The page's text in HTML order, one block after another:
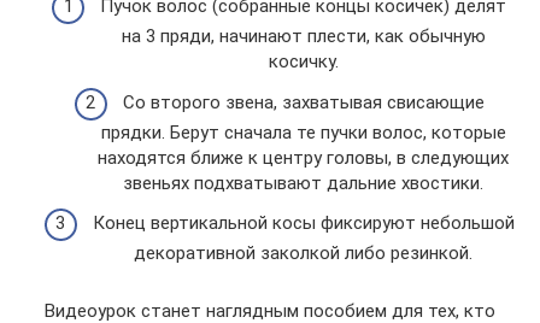
Пучок волос (собранные концы косичек) делят
на 3 пряди, начинают плести, как обычную
косичку.
Со второго звена, захватывая свисающие
прядки. Берут сначала те пучки волос, которые
находятся ближе к центру головы, в следующих
звеньях подхватывают дальние хвостики.
Конец вертикальной косы фиксируют небольшой
декоративной заколкой либо резинкой.
Видеоурок станет наглядным пособием для тех, кто